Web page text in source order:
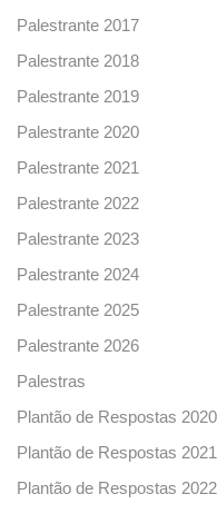
Palestrante 2017
Palestrante 2018
Palestrante 2019
Palestrante 2020
Palestrante 2021
Palestrante 2022
Palestrante 2023
Palestrante 2024
Palestrante 2025
Palestrante 2026
Palestras
Plantão de Respostas 2020
Plantão de Respostas 2021
Plantão de Respostas 2022